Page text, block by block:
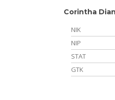
Corintha
NIK
NIP
STAT
GTK